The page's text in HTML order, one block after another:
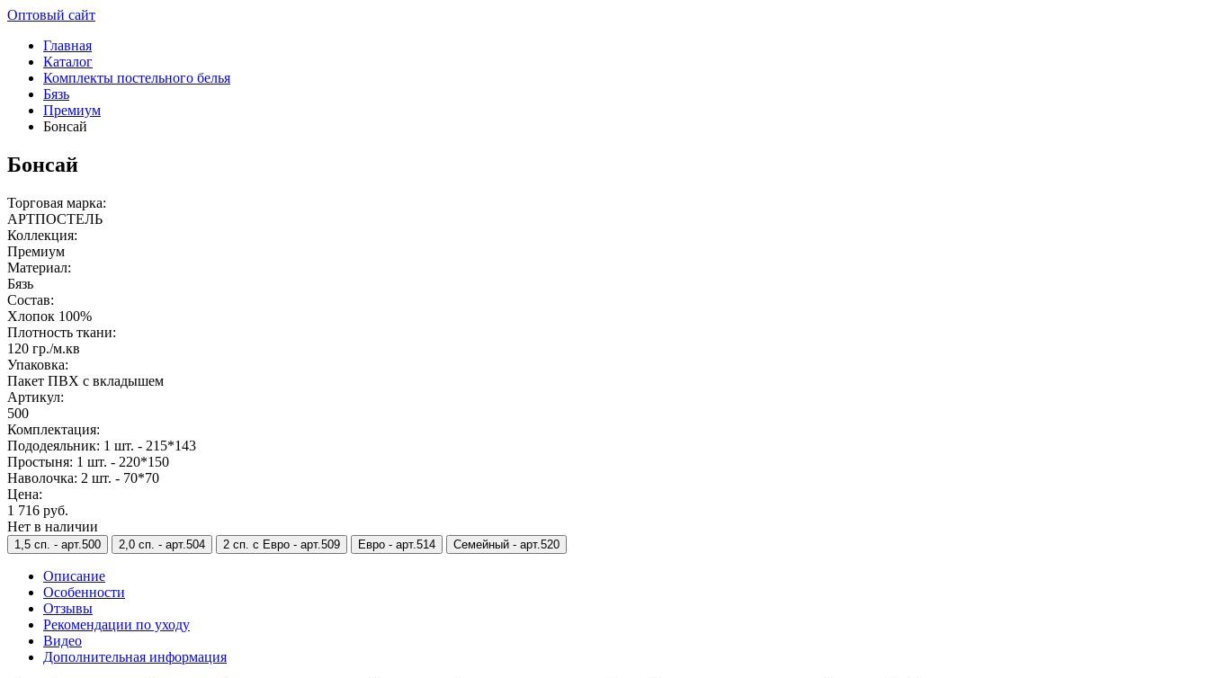
Оптовый сайт
Главная
Каталог
Комплекты постельного белья
Бязь
Премиум
Бонсай
Бонсай
Торговая марка:
АРТПОСТЕЛЬ
Коллекция:
Премиум
Материал:
Бязь
Состав:
Хлопок 100%
Плотность ткани:
120 гр./м.кв
Упаковка:
Пакет ПВХ с вкладышем
Артикул:
500
Комплектация:
Пододеяльник: 1 шт. - 215*143
Простыня: 1 шт. - 220*150
Наволочка: 2 шт. - 70*70
Цена:
1 716 руб.
Нет в наличии
1,5 сп. - арт.500 2,0 сп. - арт.504 2 сп. с Евро - арт.509 Евро - арт.514 Семейный - арт.520
Описание
Особенности
Отзывы
Рекомендации по уходу
Видео
Дополнительная информация